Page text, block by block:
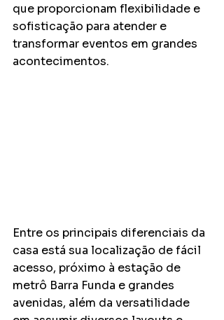
que proporcionam flexibilidade e
sofisticação para atender e
transformar eventos em grandes
acontecimentos.
Entre os principais diferenciais da
casa está sua localização de fácil
acesso, próximo à estação de
metrô Barra Funda e grandes
avenidas, além da versatilidade